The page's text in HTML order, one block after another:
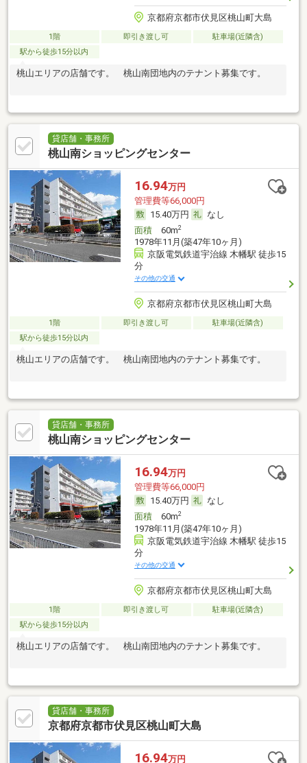
京都府京都市伏見区桃山町大島
1階 即引き渡し可
駐車場(近隣含)
駅から徒歩15分以内
桃山エリアの店舗です。 桃山南団地内のテナント募集です。
貸店舗・事務所
桃山南ショッピングセンター
16.94万円
管理費等66,000円
15.40万円
なし
面積60m2
1978年11月(築47年10ヶ月)
京阪電気鉄道宇治線 木幡駅 徒歩15
分
その他の交通
京都府京都市伏見区桃山町大島
1階 即引き渡し可
駐車場(近隣含)
駅から徒歩15分以内
桃山エリアの店舗です。 桃山南団地内のテナント募集です。
貸店舗・事務所
桃山南ショッピングセンター
16.94万円
管理費等66,000円
15.40万円
なし
面積60m2
1978年11月(築47年10ヶ月)
京阪電気鉄道宇治線 木幡駅 徒歩15
分
その他の交通
京都府京都市伏見区桃山町大島
1階 即引き渡し可
駐車場(近隣含)
駅から徒歩15分以内
桃山エリアの店舗です。 桃山南団地内のテナント募集です。
貸店舗・事務所
京都府京都市伏見区桃山町大島
16.94万円